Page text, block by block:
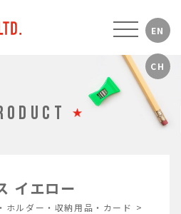
イエロー
ホルダー・収納用品・カード >